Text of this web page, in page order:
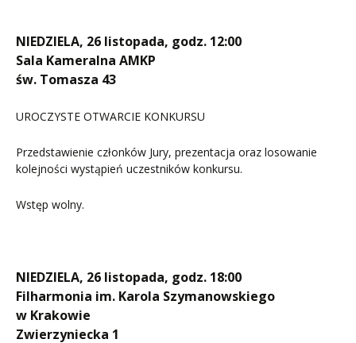
NIEDZIELA, 26 listopada, godz. 12:00
Sala Kameralna AMKP
św. Tomasza 43
UROCZYSTE OTWARCIE KONKURSU
Przedstawienie członków Jury, prezentacja oraz losowanie
kolejności wystąpień uczestników konkursu.
Wstęp wolny.
NIEDZIELA, 26 listopada, godz. 18:00
Filharmonia im. Karola Szymanowskiego
w Krakowie
Zwierzyniecka 1